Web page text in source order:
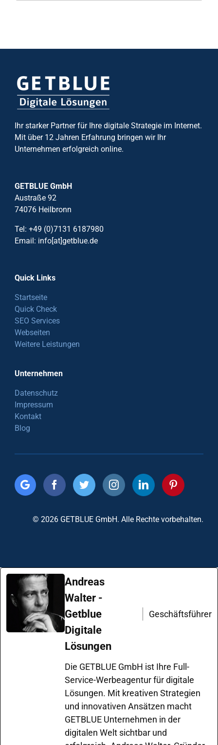
Ihr starker Partner für Ihre digitale Strategie im Internet.
Mit über 12 Jahren Erfahrung bringen wir Ihr
Unternehmen erfolgreich online.
GETBLUE GmbH
Austraße 92
74076 Heilbronn
Tel: +49 (0)7131 6187980
Email: info[at]getblue.de
Quick Links
Startseite
Quick Check
SEO Services
Webseiten
Weitere Leistungen
Unternehmen
Datenschutz
Impressum
Kontakt
Blog
© 2026 GETBLUE GmbH. Alle Rechte vorbehalten.
Andreas
Walter -
Getblue
Digitale
Lösungen
Geschäftsführer
Die GETBLUE GmbH ist Ihre Full-
Service-Werbeagentur für digitale
Lösungen. Mit kreativen Strategien
und innovativen Ansätzen macht
GETBLUE Unternehmen in der
digitalen Welt sichtbar und